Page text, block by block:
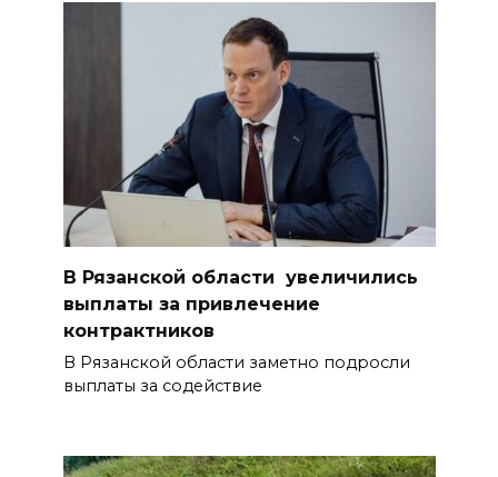
В Рязанской области увеличились
выплаты за привлечение
контрактников
В Рязанской области заметно подросли
выплаты за содействие